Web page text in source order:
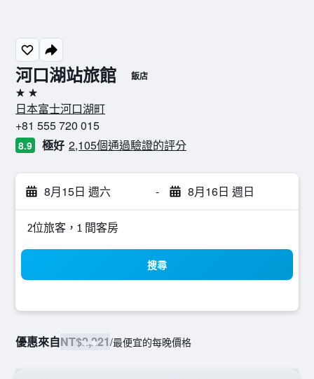
河口湖站旅館 飯店
2星級
日本富士河口湖町
+81 555 720 015
8.9 極好 2,105個通過驗證的評分
8月15日 週六 - 8月16日 週日
2位旅客，1 間客房
搜尋
優惠來自NT$2,221/最便宜的每晚價格